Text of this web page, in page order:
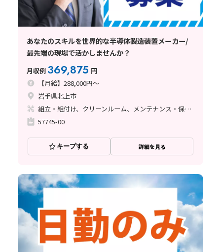
あなたのスキルを世界的な半導体製造装置メーカー/
最先端の現場で活かしませんか？
月収例 369,875 円
【月給】288,000円～
岩手県北上市
組立・組付け、クリーンルーム、メンテナンス・保全、立ち作業、その他
57745-00
キープする 詳細を見る